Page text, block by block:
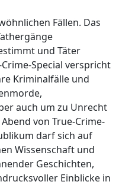
Fällen. Das
und Täter
Special verspricht
Kriminalfälle und
auch um zu Unrecht
von True-Crime-
darf sich auf
Wissenschaft und
Geschichten,
Einblicke in